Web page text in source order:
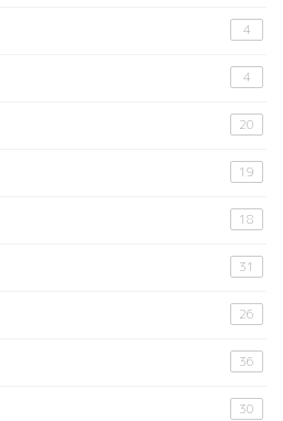
4
4
20
19
18
31
26
36
30